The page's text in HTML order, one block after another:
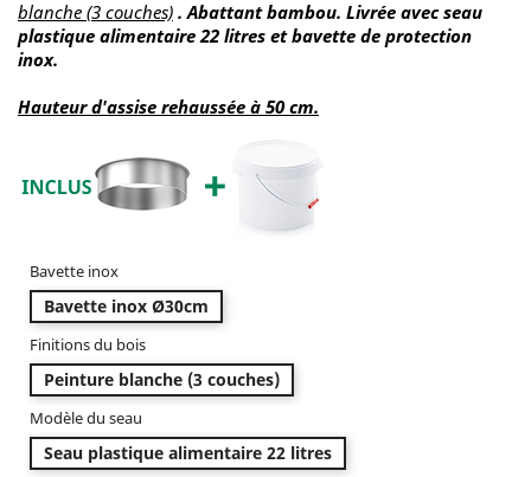
blanche (3 couches) . Abattant bambou. Livrée avec seau
plastique alimentaire 22 litres et bavette de protection
inox.
Hauteur d'assise rehaussée à 50 cm.
Bavette inox
Bavette inox Ø30cm
Finitions du bois
Peinture blanche (3 couches)
Modèle du seau
Seau plastique alimentaire 22 litres